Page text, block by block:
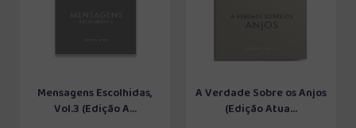
Mensagens Escolhidas,
Vol.3 (Edição A...
A Verdade Sobre os Anjos
(Edição Atua...